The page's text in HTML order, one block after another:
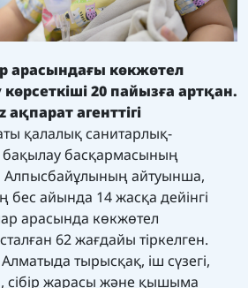
арасындағы көкжөтел
20 пайызға артқан.
ақпарат агенттігі
қалалық санитарлық-
басқармасының
айтуынша,
айында 14 жасқа дейінгі
арасында көкжөтел
62 жағдайы тіркелген.
тырысқақ, іш сүзегі,
сібір жарасы және қышыма